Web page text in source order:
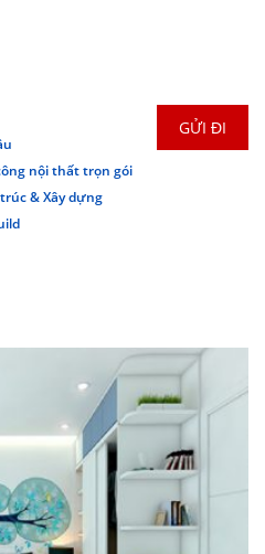
nội thất trọn gói
& Xây dựng